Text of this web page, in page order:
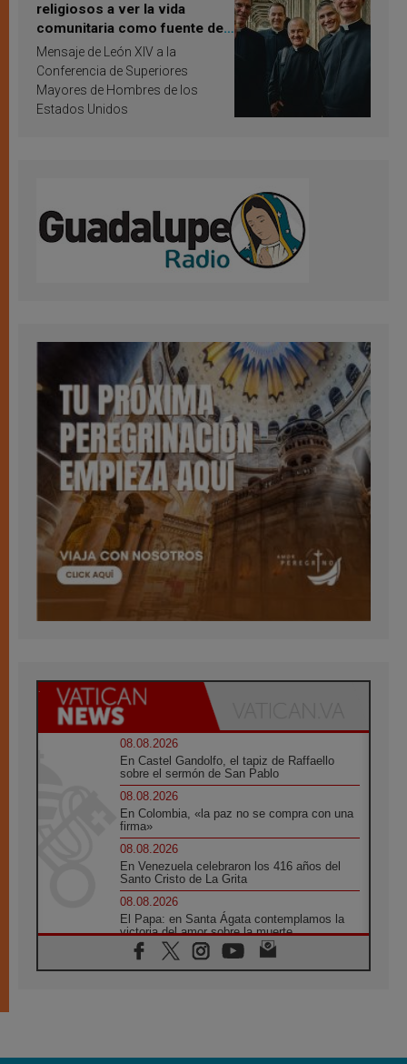
religiosos a ver la vida
comunitaria como fuente de
inspiración y santificación
Mensaje de León XIV a la
Conferencia de Superiores
Mayores de Hombres de los
Estados Unidos
08.08.2026
En Castel Gandolfo, el tapiz de Raffaello
sobre el sermón de San Pablo
08.08.2026
En Colombia, «la paz no se compra con una
firma»
08.08.2026
En Venezuela celebraron los 416 años del
Santo Cristo de La Grita
08.08.2026
El Papa: en Santa Ágata contemplamos la
victoria del amor sobre la muerte
08.08.2026
León XIV visitará el Santuario de la Madre
07.08.2026